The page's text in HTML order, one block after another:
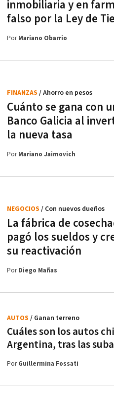
inmobiliaria y en
falso por la Ley de
PorMariano Obarrio
Cuánto se gana con
Banco Galicia al
la nueva tasa
FINANZAS / Ahorro en pesos
PorMariano Jaimovich
La fábrica de
pagó los sueldos y
su reactivación
NEGOCIOS / Con nuevos dueños
PorDiego Mañas
Cuáles son los autos
Argentina, tras las
AUTOS / Ganan terreno
PorGuillermina Fossati